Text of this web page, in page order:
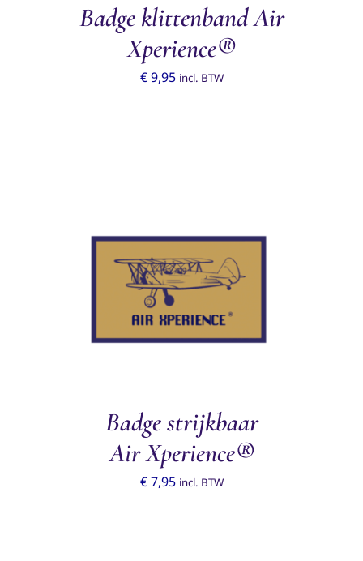
Badge klittenband Air
Xperience®
€9,95 incl. BTW
TOEVOEGEN AAN WINKELWAGEN
Badge strijkbaar
Air Xperience®
€7,95 incl. BTW